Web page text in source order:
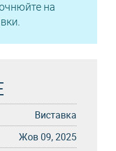
на
Виставка
Жов 09, 2025